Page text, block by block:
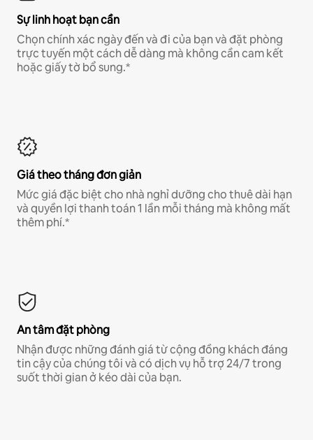
Sự linh hoạt bạn cần
Chọn chính xác ngày đến và đi của bạn và đặt phòng
trực tuyến một cách dễ dàng mà không cần cam kết
hoặc giấy tờ bổ sung.*
Giá theo tháng đơn giản
Mức giá đặc biệt cho nhà nghỉ dưỡng cho thuê dài hạn
và quyền lợi thanh toán 1 lần mỗi tháng mà không mất
thêm phí.*
An tâm đặt phòng
Nhận được những đánh giá từ cộng đồng khách đáng
tin cậy của chúng tôi và có dịch vụ hỗ trợ 24/7 trong
suốt thời gian ở kéo dài của bạn.